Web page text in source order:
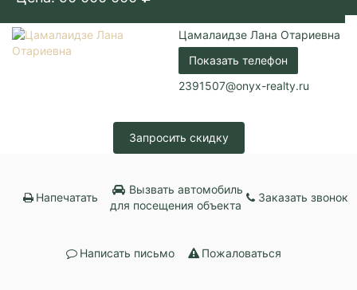
Цамалаидзе Лана Отариевна
Показать телефон
2391507@onyx-realty.ru
Запросить скидку
Напечатать
Вызвать автомобиль
для посещения объекта
Заказать звонок
Написать письмо Пожаловаться